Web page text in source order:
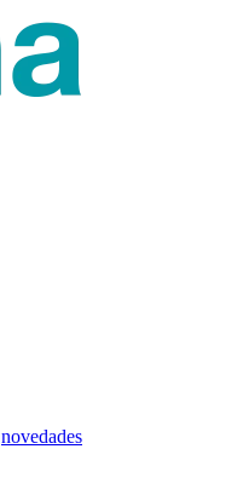
novedades